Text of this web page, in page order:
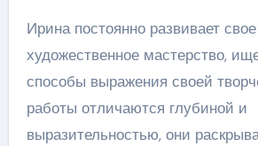
Ирина постоянно развивает свое
художественное мастерство,
способы выражения своей
работы отличаются глубиной и
выразительностью, они